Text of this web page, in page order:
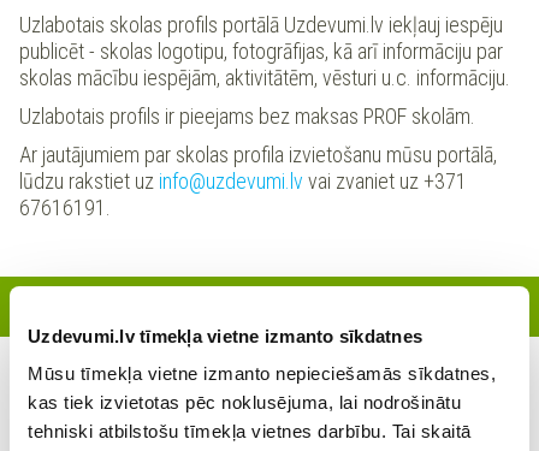
Uzdevumi.lv tīmekļa vietne izmanto sīkdatnes
Mūsu tīmekļa vietne izmanto nepieciešamās sīkdatnes,
kas tiek izvietotas pēc noklusējuma, lai nodrošinātu
tehniski atbilstošu tīmekļa vietnes darbību. Tai skaitā
Uzlabotais skolas profils portālā Uzdevumi.lv iekļauj iespēju
publicēt - skolas logotipu, fotogrāfijas, kā arī informāciju par
skolas mācību iespējām, aktivitātēm, vēsturi u.c. informāciju.
Uzlabotais profils ir pieejams bez maksas PROF skolām.
Ar jautājumiem par skolas profila izvietošanu mūsu portālā,
lūdzu rakstiet uz info@uzdevumi.lv vai zvaniet uz +371
67616191.
Šajā skolā šobrīd nav reģistrējies neviens skolotājs